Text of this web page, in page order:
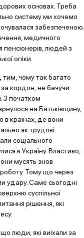
основах. Треба
систему ми хочемо
забезпеченою.
медичного
пенсіонерів, людей з
опіки.
чому так багато
кордон, не бачучи
З початком
на Батьківщину,
в країнах, де вони
як трудові
соціального
в Україну. Властиво,
мусять знов
Тому що через
удару. Саме сьогодні
суспільної
рішення, які
люди, які виїхали за